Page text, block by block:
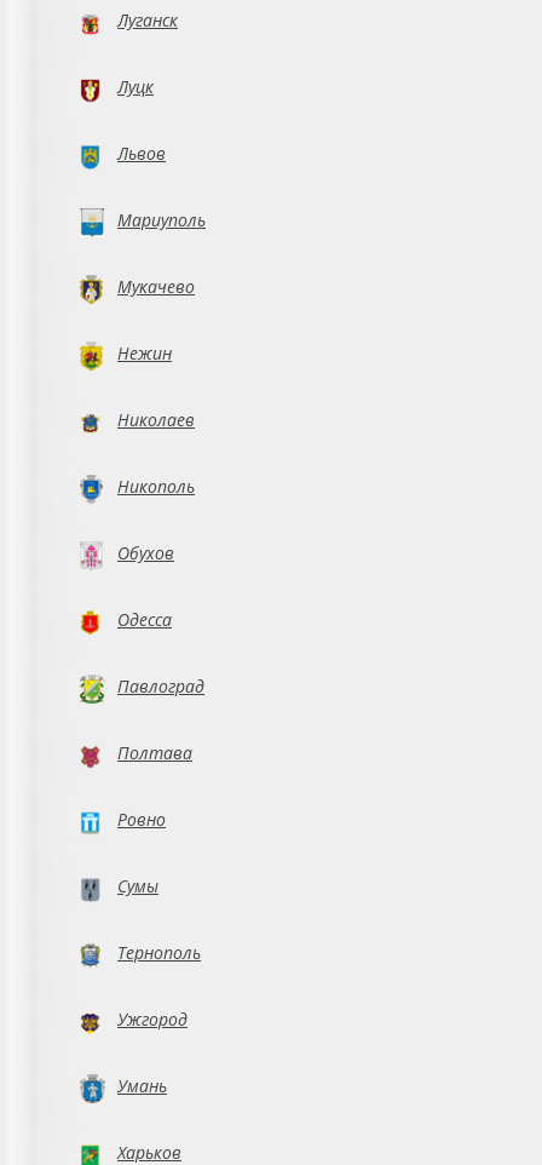
Луганск
Луцк
Львов
Мариуполь
Мукачево
Нежин
Николаев
Никополь
Обухов
Одесса
Павлоград
Полтава
Ровно
Сумы
Тернополь
Ужгород
Умань
Харьков